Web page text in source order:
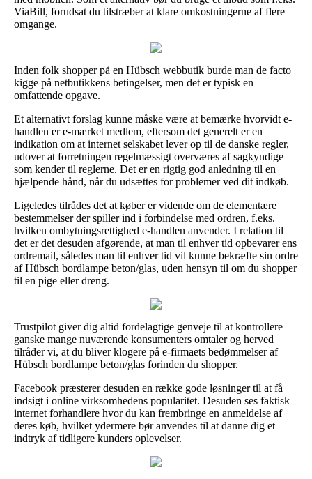
ViaBill, forudsat du tilstræber at klare omkostningerne af flere
omgange.
Inden folk shopper på en Hübsch webbutik burde man de facto
kigge på netbutikkens betingelser, men det er typisk en
omfattende opgave.
Et alternativt forslag kunne måske være at bemærke hvorvidt e-
handlen er e-mærket medlem, eftersom det generelt er en
indikation om at internet selskabet lever op til de danske regler,
udover at forretningen regelmæssigt overværes af sagkyndige
som kender til reglerne. Det er en rigtig god anledning til en
hjælpende hånd, når du udsættes for problemer ved dit indkøb.
Ligeledes tilrådes det at køber er vidende om de elementære
bestemmelser der spiller ind i forbindelse med ordren, f.eks.
hvilken ombytningsrettighed e-handlen anvender. I relation til
det er det desuden afgørende, at man til enhver tid opbevarer ens
ordremail, således man til enhver tid vil kunne bekræfte sin ordre
af Hübsch bordlampe beton/glas, uden hensyn til om du shopper
til en pige eller dreng.
Trustpilot giver dig altid fordelagtige genveje til at kontrollere
ganske mange nuværende konsumenters omtaler og herved
tilråder vi, at du bliver klogere på e-firmaets bedømmelser af
Hübsch bordlampe beton/glas forinden du shopper.
Facebook præsterer desuden en række gode løsninger til at få
indsigt i online virksomhedens popularitet. Desuden ses faktisk
internet forhandlere hvor du kan frembringe en anmeldelse af
deres køb, hvilket ydermere bør anvendes til at danne dig et
indtryk af tidligere kunders oplevelser.